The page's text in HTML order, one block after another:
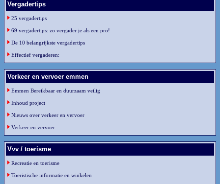
Vergadertips
25 vergadertips
69 vergadertips: zo vergader je als een pro!
De 10 belangrijkste vergadertips
Effectief vergaderen:
Verkeer en vervoer emmen
Emmen Bereikbaar en duurzaam veilig
Inhoud project
Nieuws over verkeer en vervoer
Verkeer en vervoer
Vvv / toerisme
Recreatie en toerisme
Toeristische informatie en winkelen